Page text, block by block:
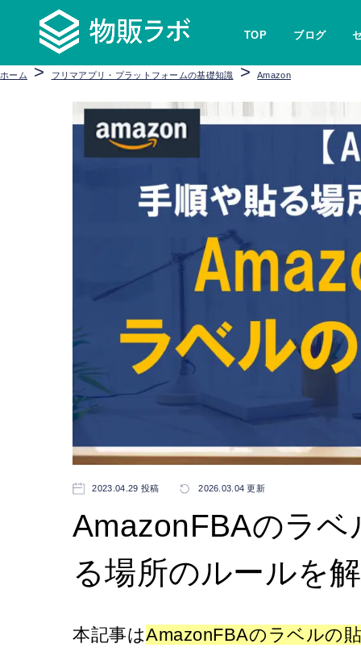
TOP ブログ
ホーム > フリマアプリ・プラットフォームの基礎知識 > Amazon
2023.04.29 投稿 2026.03.04 更新
AmazonFBAのラ
る場所のルールを
本記事はAmazonFBAのラベルの